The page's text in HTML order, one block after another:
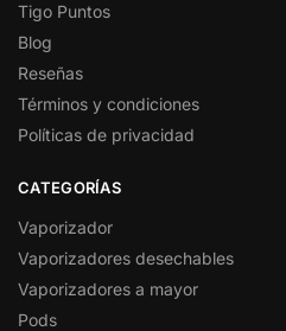
Tigo Puntos
Blog
Reseñas
Términos y condiciones
Políticas de privacidad
CATEGORÍAS
Vaporizador
Vaporizadores desechables
Vaporizadores a mayor
Pods